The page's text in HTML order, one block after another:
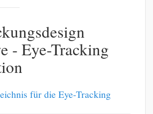
- Eye-Tracking
für die Eye-Tracking